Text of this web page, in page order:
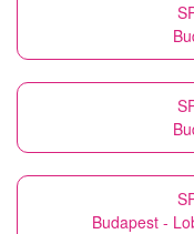
Budapest -